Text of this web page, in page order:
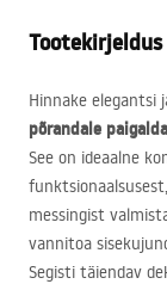
Tootekirjeldus
Hinnake elegantsi
põrandale
See on ideaalne
messingist
vannitoa
Segisti täiendav